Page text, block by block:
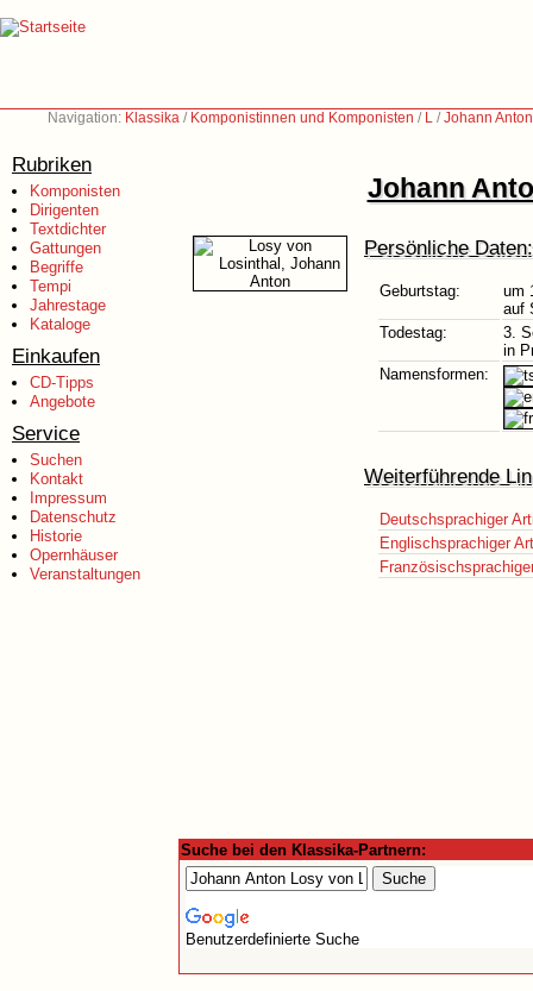
Navigation: Klassika / Komponistinnen und Komponisten / L /Johann
Rubriken
Komponisten
Dirigenten
Textdichter
Gattungen
Begriffe
Tempi
Jahrestage
Kataloge
Einkaufen
CD-Tipps
Angebote
Service
Suchen
Kontakt
Impressum
Datenschutz
Historie
Opernhäuser
Veranstaltungen
Johann
Persönliche Daten:
Geburtstag:
um
auf
Todestag:
3.
in
Namensformen:
Weiterführende
Deutschsprachiger
Englischsprachiger
Suche bei den Klassika-Partnern:
Benutzerdefinierte Suche